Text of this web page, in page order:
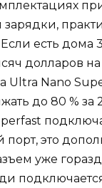
зарядки,
есть дома
долларов на
Ultra Nano
до 80 % за
это
уже